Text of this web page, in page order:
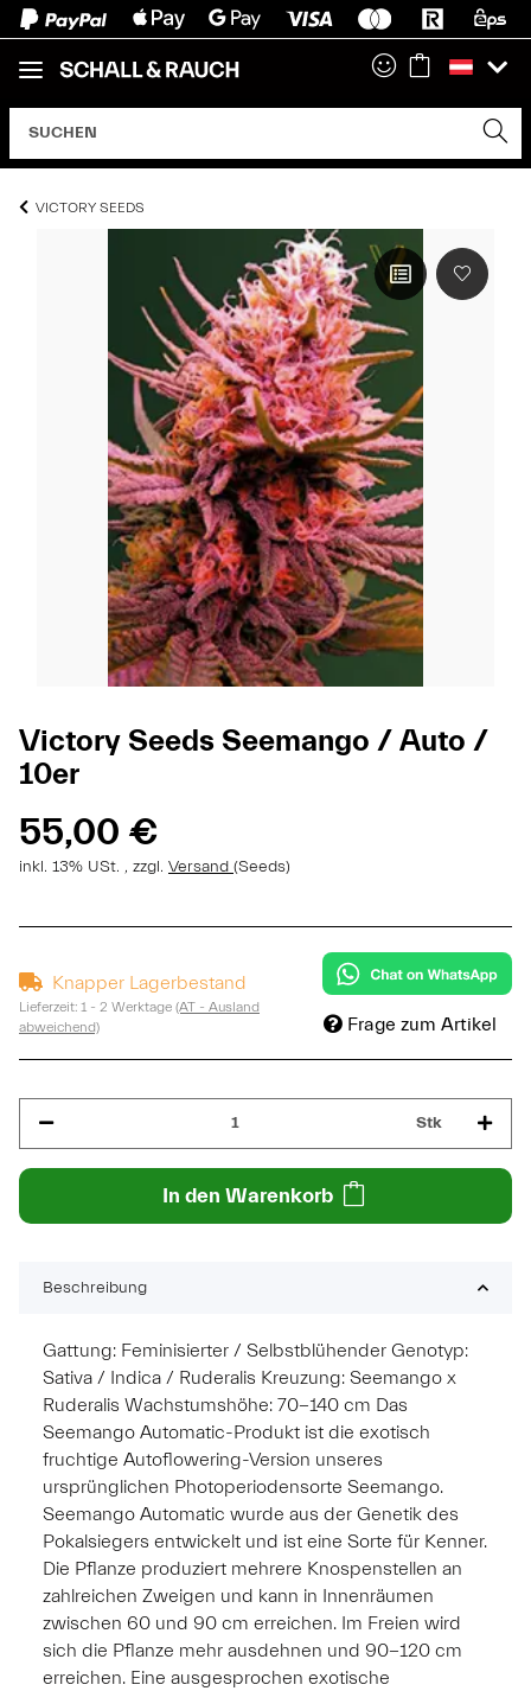
VICTORY SEEDS
Victory Seeds Seemango / Auto /
10er
55,00 €
inkl. 13% USt. , zzgl. Versand (Seeds)
Knapper Lagerbestand
Lieferzeit: 1 - 2 Werktage (AT - Ausland
abweichend)
Frage zum Artikel
Stk
In den Warenkorb
Beschreibung
Gattung: Feminisierter / Selbstblühender Genotyp:
Sativa / Indica / Ruderalis Kreuzung: Seemango x
Ruderalis Wachstumshöhe: 70-140 cm Das
Seemango Automatic-Produkt ist die exotisch
fruchtige Autoflowering-Version unseres
ursprünglichen Photoperiodensorte Seemango.
Seemango Automatic wurde aus der Genetik des
Pokalsiegers entwickelt und ist eine Sorte für Kenner.
Die Pflanze produziert mehrere Knospenstellen an
zahlreichen Zweigen und kann in Innenräumen
zwischen 60 und 90 cm erreichen. Im Freien wird
sich die Pflanze mehr ausdehnen und 90-120 cm
erreichen. Eine ausgesprochen exotische